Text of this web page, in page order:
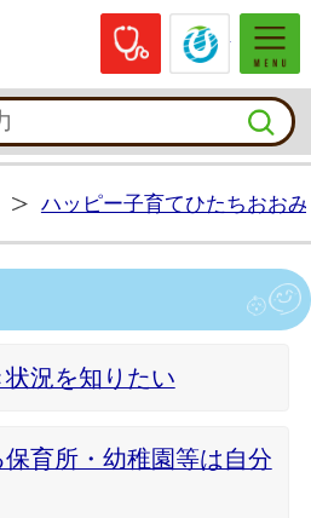
ピー子育てひたちおおみや
休日当番医
常陸
ハッピー子育てひたちおお
況を知りたい
保育所・幼稚園等は自分